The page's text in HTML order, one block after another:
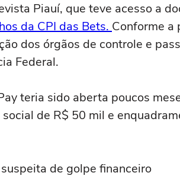
Piauí, que teve acesso a
da CPI das Bets. Conforme a
dos órgãos de controle e
Federal.
teria sido aberta poucos
de R$ 50 mil e
de golpe financeiro